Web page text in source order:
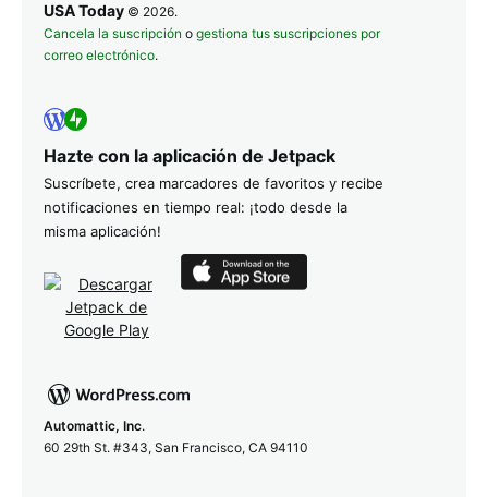
USA Today © 2026.
Cancela la suscripción o gestiona tus suscripciones por
correo electrónico.
Hazte con la aplicación de Jetpack
Suscríbete, crea marcadores de favoritos y recibe
notificaciones en tiempo real: ¡todo desde la
misma aplicación!
Automattic, Inc.
60 29th St. #343, San Francisco, CA 94110